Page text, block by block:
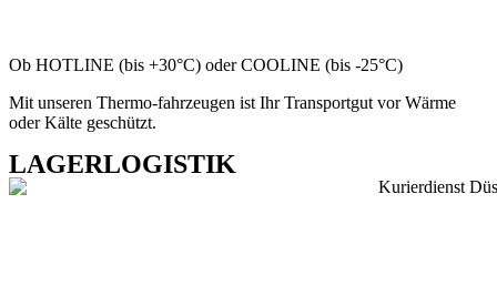
Ob HOTLINE (bis +30°C) oder COOLINE (bis -25°C)
Mit unseren Thermo-fahrzeugen ist Ihr Transportgut vor Wärme
oder Kälte geschützt.
LAGERLOGISTIK